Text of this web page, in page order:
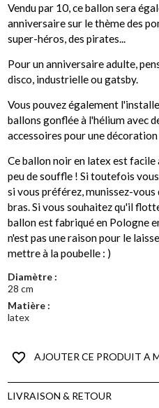
Vendu par 10, ce ballon sera
anniversaire sur le thème des
super-héros, des pirates...
Pour un anniversaire adulte,
disco, industrielle ou gatsby.
Vous pouvez également
ballons gonflée à l'hélium avec
accessoires pour une
Ce ballon noir en latex est facile
peu de souffle ! Si toutefois
si vous préférez, munissez-
bras. Si vous souhaitez qu'il
ballon est fabriqué en Pologne
n'est pas une raison pour le
mettre à la poubelle : )
Diamètre :
28 cm
Matière :
latex
favorite_border AJOUTER CE PRODUIT A
LIVRAISON & RETOUR